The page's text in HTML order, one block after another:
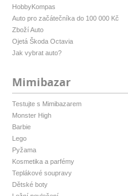
HobbyKompas
Auto pro začátečníka do 100 000 Kč
Zboží Auto
Ojetá Škoda Octavia
Jak vybrat auto?
Mimibazar
Testujte s Mimibazarem
Monster High
Barbie
Lego
Pyžama
Kosmetika a parfémy
Teplákové soupravy
Dětské boty